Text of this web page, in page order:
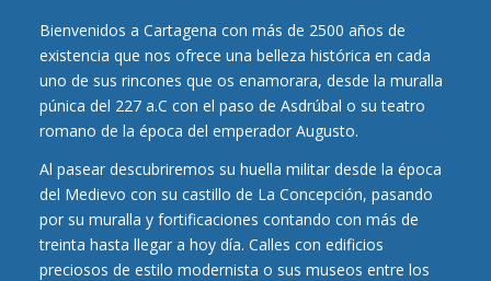
Bienvenidos a Cartagena con más de 2500 años de
existencia que nos ofrece una belleza histórica en cada
uno de sus rincones que os enamorara, desde la muralla
púnica del 227 a.C con el paso de Asdrúbal o su teatro
romano de la época del emperador Augusto.
Al pasear descubriremos su huella militar desde la época
del Medievo con su castillo de La Concepción, pasando
por su muralla y fortificaciones contando con más de
treinta hasta llegar a hoy día. Calles con edificios
preciosos de estilo modernista o sus museos entre los